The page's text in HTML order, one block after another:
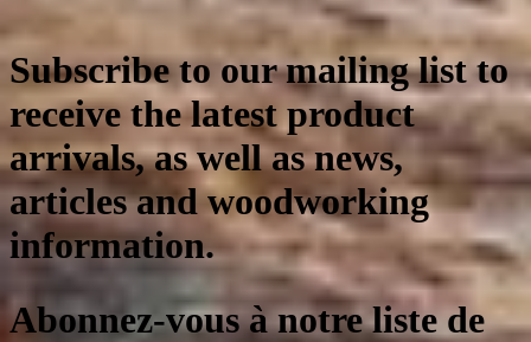
Subscribe to our mailing list to
receive the latest product
arrivals, as well as news,
articles and woodworking
information.
Abonnez-vous à notre liste de